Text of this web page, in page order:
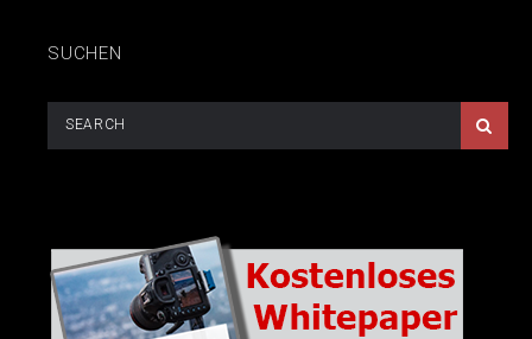
SUCHEN